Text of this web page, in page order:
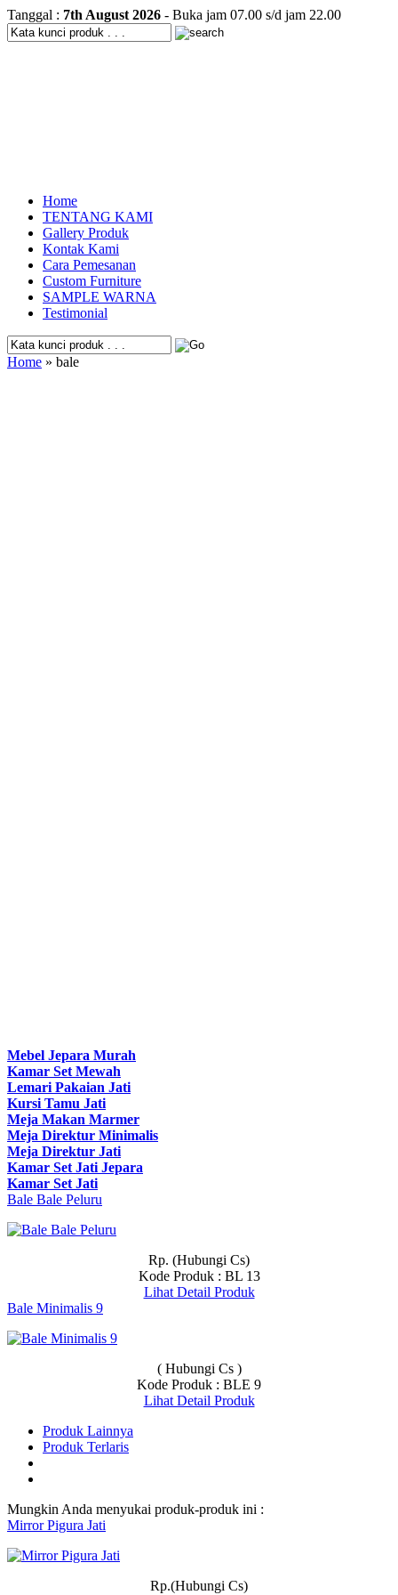
Tanggal : 7th August 2026 - Buka jam 07.00 s/d jam 22.00
Home
TENTANG KAMI
Gallery Produk
Kontak Kami
Cara Pemesanan
Custom Furniture
SAMPLE WARNA
Testimonial
Home » bale
Mebel Jepara Murah
Kamar Set Mewah
Lemari Pakaian Jati
Kursi Tamu Jati
Meja Makan Marmer
Meja Direktur Minimalis
Meja Direktur Jati
Kamar Set Jati Jepara
Kamar Set Jati
Bale Bale Peluru
Rp. (Hubungi Cs)
Kode Produk : BL 13
Lihat Detail Produk
Bale Minimalis 9
( Hubungi Cs )
Kode Produk : BLE 9
Lihat Detail Produk
Produk Lainnya
Produk Terlaris
Mungkin Anda menyukai produk-produk ini :
Mirror Pigura Jati
Rp.(Hubungi Cs)